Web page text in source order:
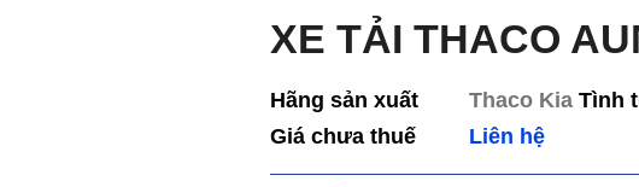
XE TẢI THACO
Hãng sản xuất Thaco Kia Tình
Giá chưa thuế
Liên hệ